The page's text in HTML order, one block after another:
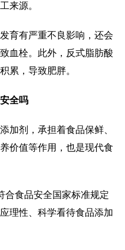
来源。
育有严重不良影响，还会
血栓。此外，反式脂肪酸
累，导致肥胖。
全吗
加剂，承担着食品保鲜、
价值等作用，也是现代食
合食品安全国家标准规定
理性、科学看待食品添加